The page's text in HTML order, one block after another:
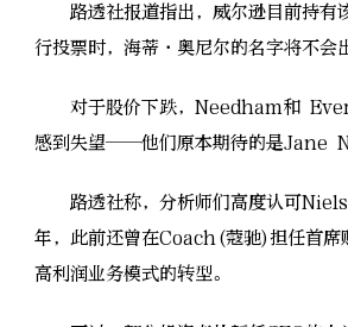
路透社报道指出，威尔逊目前持有
行投票时，海蒂·奥尼尔的名字将不会
对于股价下跌，Needham和
感到失望——他们原本期待的是Jane
路透社称，分析师们高度认可
年，此前还曾在Coach(蔻驰)担任首席
高利润业务模式的转型。